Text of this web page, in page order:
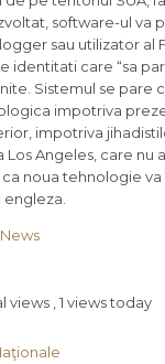
software-ul va
sau utilizator al
identitati care “sa
Sistemul se pare
impotriva
impotriva
Los Angeles, care
noua tehnologie
views , 1 views today